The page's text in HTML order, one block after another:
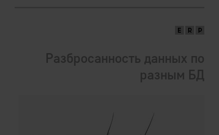
Разбросанность данных по
разным БД